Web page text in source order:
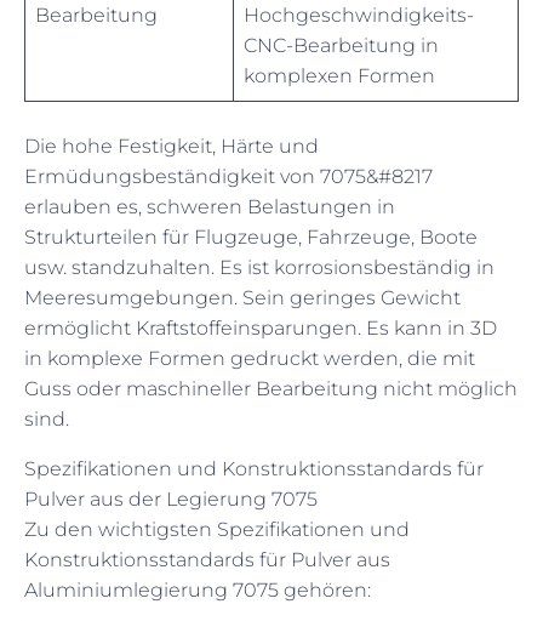
Bearbeitung
Hochgeschwindigkeits-
CNC-Bearbeitung in
komplexen Formen
Die hohe Festigkeit, Härte und
Ermüdungsbeständigkeit von 7075&#8217
erlauben es, schweren Belastungen in
Strukturteilen für Flugzeuge, Fahrzeuge, Boote
usw. standzuhalten. Es ist korrosionsbeständig in
Meeresumgebungen. Sein geringes Gewicht
ermöglicht Kraftstoffeinsparungen. Es kann in 3D
in komplexe Formen gedruckt werden, die mit
Guss oder maschineller Bearbeitung nicht möglich
sind.
Spezifikationen und Konstruktionsstandards für
Pulver aus der Legierung 7075
Zu den wichtigsten Spezifikationen und
Konstruktionsstandards für Pulver aus
Aluminiumlegierung 7075 gehören: